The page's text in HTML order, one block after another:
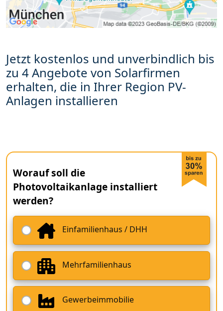
Jetzt kostenlos und unverbindlich bis
zu 4 Angebote von Solarfirmen
erhalten, die in Ihrer Region PV-
Anlagen installieren
Worauf soll die
Photovoltaikanlage installiert
werden?
Einfamilienhaus / DHH
Mehrfamilienhaus
Gewerbeimmobilie